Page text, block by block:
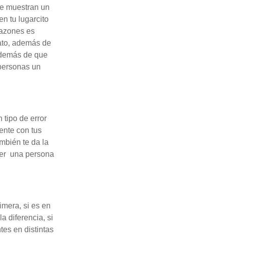
muestran un
tu lugarcito
es
además de
de que
un
tipo de error
con tus
te da la
una persona
si es en
diferencia, si
en distintas